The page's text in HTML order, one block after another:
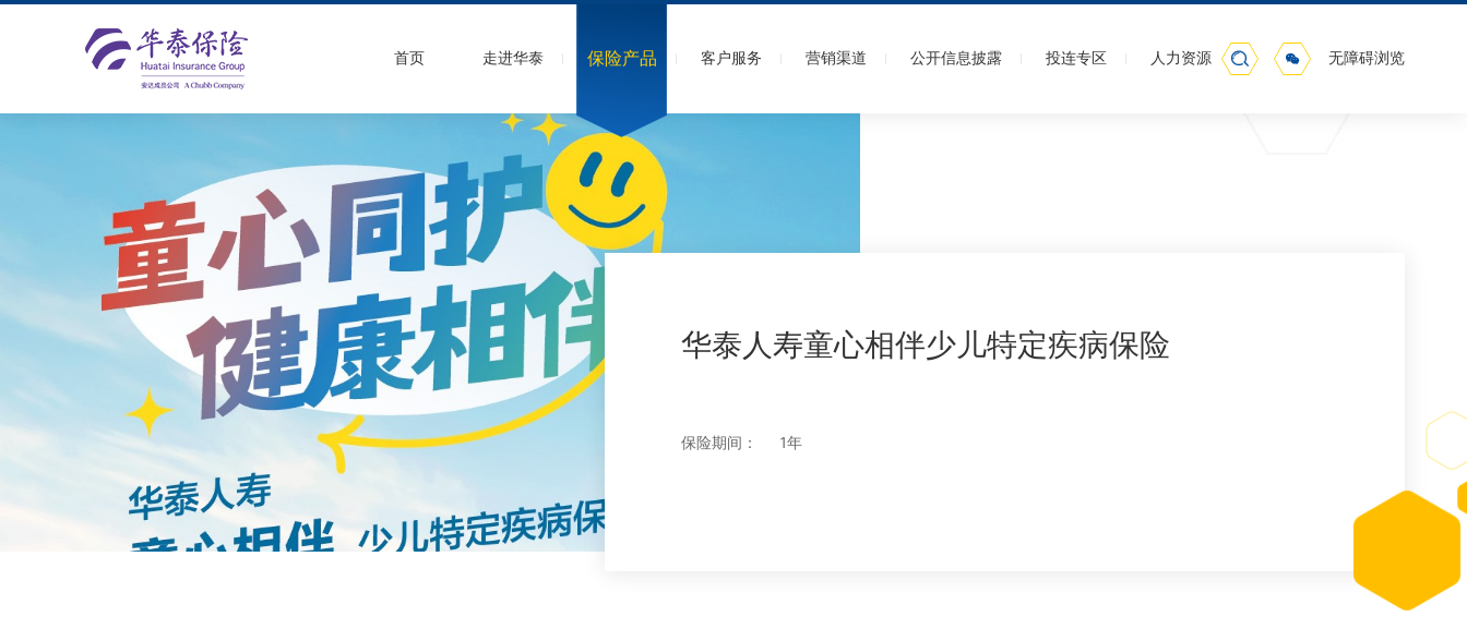
无障碍浏览
首页 走进华泰 保险产品
医疗保险 疾病保险 意外保险
客户服务 营销渠道 公开信息披露 投连专区 人力资源
华泰人寿童心相伴少儿特定疾病保险
保险期间： 1年